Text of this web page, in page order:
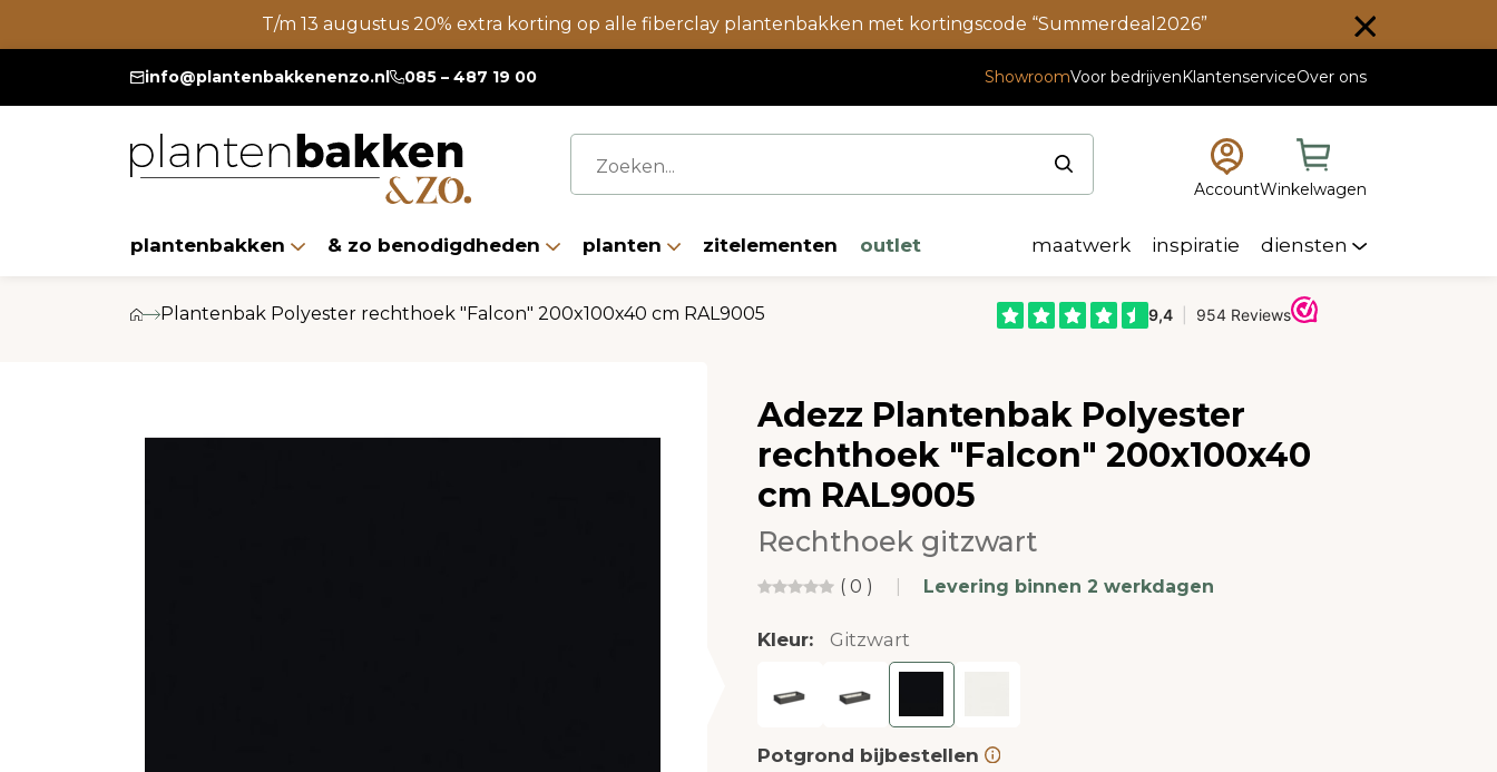
T/m 13 augustus 20% extra korting op alle fiberclay plantenbakken met kortingscode “Summerdeal2026”
info@plantenbakkenenzo.nl 085 – 487 19 00 ShowroomVoor bedrijvenKlantenserviceOver ons
AccountWinkelwagen
plantenbakken & zo benodigdheden planten zitelementen outlet maatwerk inspiratie diensten
Plantenbak Polyester rechthoek "Falcon" 200x100x40 cm RAL9005
Adezz Plantenbak Polyester
rechthoek "Falcon" 200x100x40
cm RAL9005
Rechthoek gitzwart
( 0 ) Levering binnen 2 werkdagen
Kleur: Gitzwart
Potgrond bijbestellen